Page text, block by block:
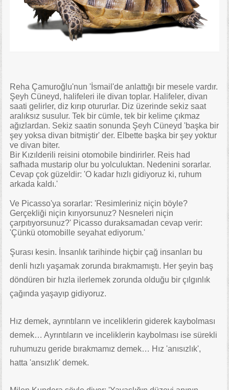
Reha Çamuroğlu'nun 'İsmail'de anlattığı bir mesele vardır.
Şeyh Cüneyd, halifeleri ile divan toplar. Halifeler, divan
saati gelirler, diz kırıp otururlar. Diz üzerinde sekiz saat
aralıksız susulur. Tek bir cümle, tek bir kelime çıkmaz
ağızlardan. Sekiz saatin sonunda Şeyh Cüneyd 'başka bir
şey yoksa divan bitmiştir' der. Elbette başka bir şey yoktur
ve divan biter.
Bir Kızılderili reisini otomobile bindirirler. Reis had
safhada mustarip olur bu yolculuktan. Nedenini sorarlar.
Cevap çok güzeldir: 'O kadar hızlı gidiyoruz ki, ruhum
arkada kaldı.'
Ve Picasso'ya sorarlar: 'Resimleriniz niçin böyle?
Gerçekliği niçin kırıyorsunuz? Nesneleri niçin
çarpıtıyorsunuz?' Picasso duraksamadan cevap verir:
'Çünkü otomobille seyahat ediyorum.'
Şurası kesin. İnsanlık tarihinde hiçbir çağ insanları bu
denli hızlı yaşamak zorunda bırakmamıştı. Her şeyin baş
döndüren bir hızla ilerlemek zorunda olduğu bir çılgınlık
çağında yaşayıp gidiyoruz.
Hız demek, ayrıntıların ve inceliklerin giderek kaybolması
demek… Ayrıntıların ve inceliklerin kaybolması ise sürekli
ruhumuzu geride bırakmamız demek… Hız 'anısızlık',
hatta 'ansızlık' demek.